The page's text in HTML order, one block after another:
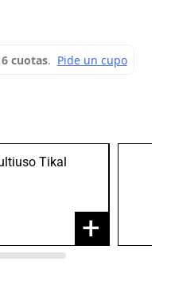
Tikal
+